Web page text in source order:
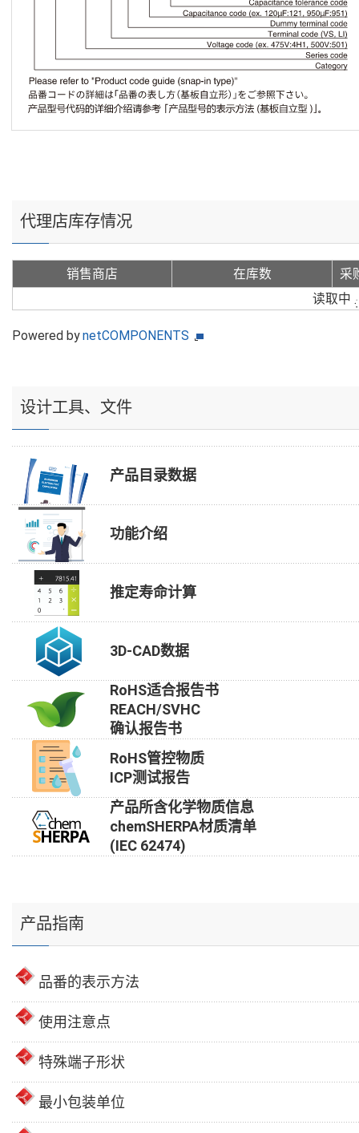
代理店库存情况
销售商店 在库数
采
读取中
Powered bynetCOMPONENTS
设计工具、文件
产品目录数据
功能介绍
推定寿命计算
3D-CAD数据
RoHS适合报告书
REACH/SVHC
确认报告书
RoHS管控物质
ICP测试报告
产品所含化学物质信息
chemSHERPA材质清单
(IEC 62474)
产品指南
品番的表示方法
使用注意点
特殊端子形状
最小包装单位